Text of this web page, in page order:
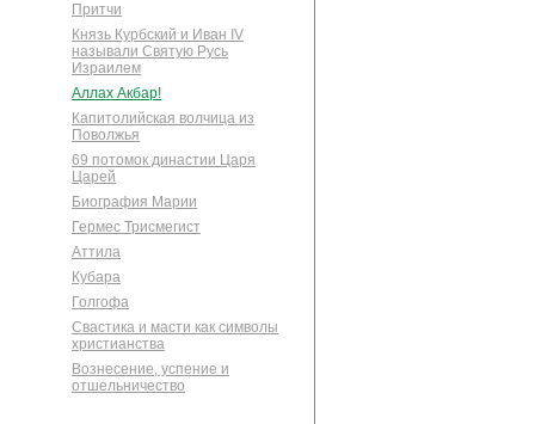
Притчи
Князь Курбский и Иван IV
называли Святую Русь
Израилем
Аллах Акбар!
Капитолийская волчица из
Поволжья
69 потомок династии Царя
Царей
Биография Марии
Гермес Трисмегист
Аттила
Кубара
Голгофа
Свастика и масти как символы
христианства
Вознесение, успение и
отшельничество